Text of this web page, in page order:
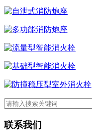
自泄式消防炮座
多功能消防炮座
流量型智能消火栓
基础型智能消火栓
防撞稳压型室外消火栓
联系我们